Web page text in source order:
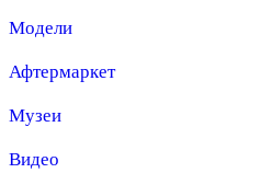
Модели
Афтермаркет
Музеи
Видео